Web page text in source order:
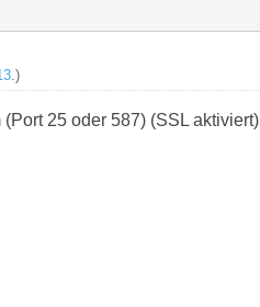
.)
25 oder 587) (SSL aktiviert)